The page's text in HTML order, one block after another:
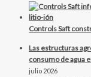
Controls Saft
Las estructuras
consumo de agua
julio 2026